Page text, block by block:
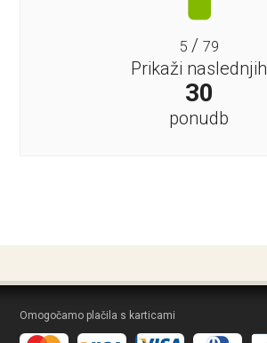
5 /79
Prikaži naslednjih
30
ponudb
Omogočamo plačila s karticami